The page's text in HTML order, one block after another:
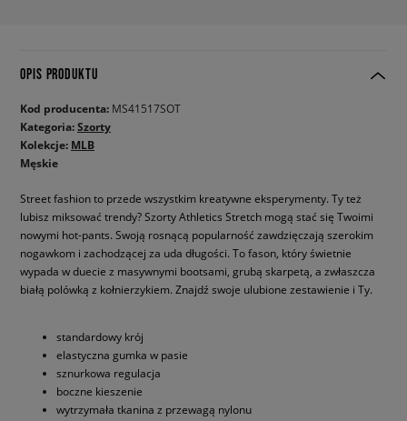
OPIS PRODUKTU
Kod producenta: MS41517SOT
Kategoria:Szorty
Kolekcje: MLB
Męskie
Street fashion to przede wszystkim kreatywne eksperymenty. Ty też
lubisz miksować trendy? Szorty Athletics Stretch mogą stać się Twoimi
nowymi hot-pants. Swoją rosnącą popularność zawdzięczają szerokim
nogawkom i zachodzącej za uda długości. To fason, który świetnie
wypada w duecie z masywnymi bootsami, grubą skarpetą, a zwłaszcza
białą polówką z kołnierzykiem. Znajdź swoje ulubione zestawienie i Ty.
standardowy krój
elastyczna gumka w pasie
sznurkowa regulacja
boczne kieszenie
wytrzymała tkanina z przewagą nylonu